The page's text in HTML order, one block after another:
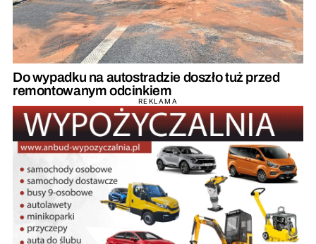
Do wypadku na autostradzie doszło tuż przed
remontowanym odcinkiem
REKLAMA